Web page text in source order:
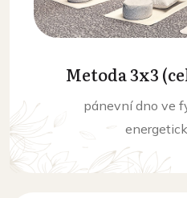
Metoda 3x3
pánevní dno ve